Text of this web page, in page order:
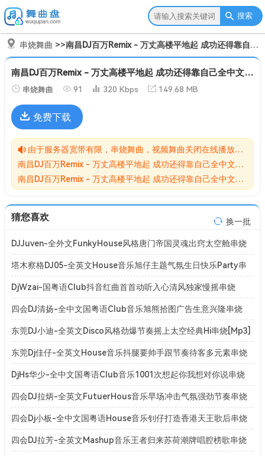
搜索
串烧舞曲 >>南昌DJ百万Remix - 万丈高楼平地起 成功还得靠自己全中文Electro串烧[Mp3]
南昌DJ百万Remix - 万丈高楼平地起 成功还得靠自己全中文Electro串烧[Mp3]
串烧舞曲 91 320 Kbps 149.68 MB
免费下载
由于服务器宽带有限，串烧舞曲，视频舞曲关闭在线播放功能,请转存到自己的网盘在进行播放！！！
南昌DJ百万Remix - 万丈高楼平地起 成功还得靠自己全中文Electro串烧[Mp3]无损MP3歌曲免费下载储存于夸克网盘，夸克网盘为阿里旗下，资源转存到自己的网盘可以在线播放与下载。
南昌DJ百万Remix - 万丈高楼平地起 成功还得靠自己全中文Electro串烧[Mp3]网盘下载收集于网络，作品版权为原作者所有。如本站有侵害到您权益的歌曲请来信告知我们，我们会立即删除侵害到您权益的内容。
猜您喜欢 换一批
DJJuven-全外文FunkyHouse风格唐门帝国灵魂出窍太空舱串烧
[Mp3]
塔木察格DJ05-全英文House音乐旭仔主题气氛生日快乐Party串
烧[Mp3]
DjWzai-国粤语Club抖音红曲首首动听入心清风独家慢摇串烧
[Mp3]
四会DJ清扬-全中文国粤语Club音乐旭熊拾图广告生意兴隆串烧
[Mp3]
东莞DJ小迪-全英文Disco风格劲爆节奏摇上太空经典Hi串烧[Mp3]
东莞Dj佳仔-全英文House音乐抖腿要帅手跟节奏待客多元素串烧
[Mp3]
DjHs华少-全中文国粤语Club音乐1001次想起你我想对你说串烧
[Mp3]
四会DJ拉炳-全英文FutuerHous音乐早场冲击气氛强劲节奏串烧
[Mp3]
四会Dj小板-全中文国粤语House音乐钊仔打造香港天王歌后串烧
[Mp3]
四会DJ拉芳-全英文Mashup音乐王者归来苏荷潮牌唱腔榜歌串烧